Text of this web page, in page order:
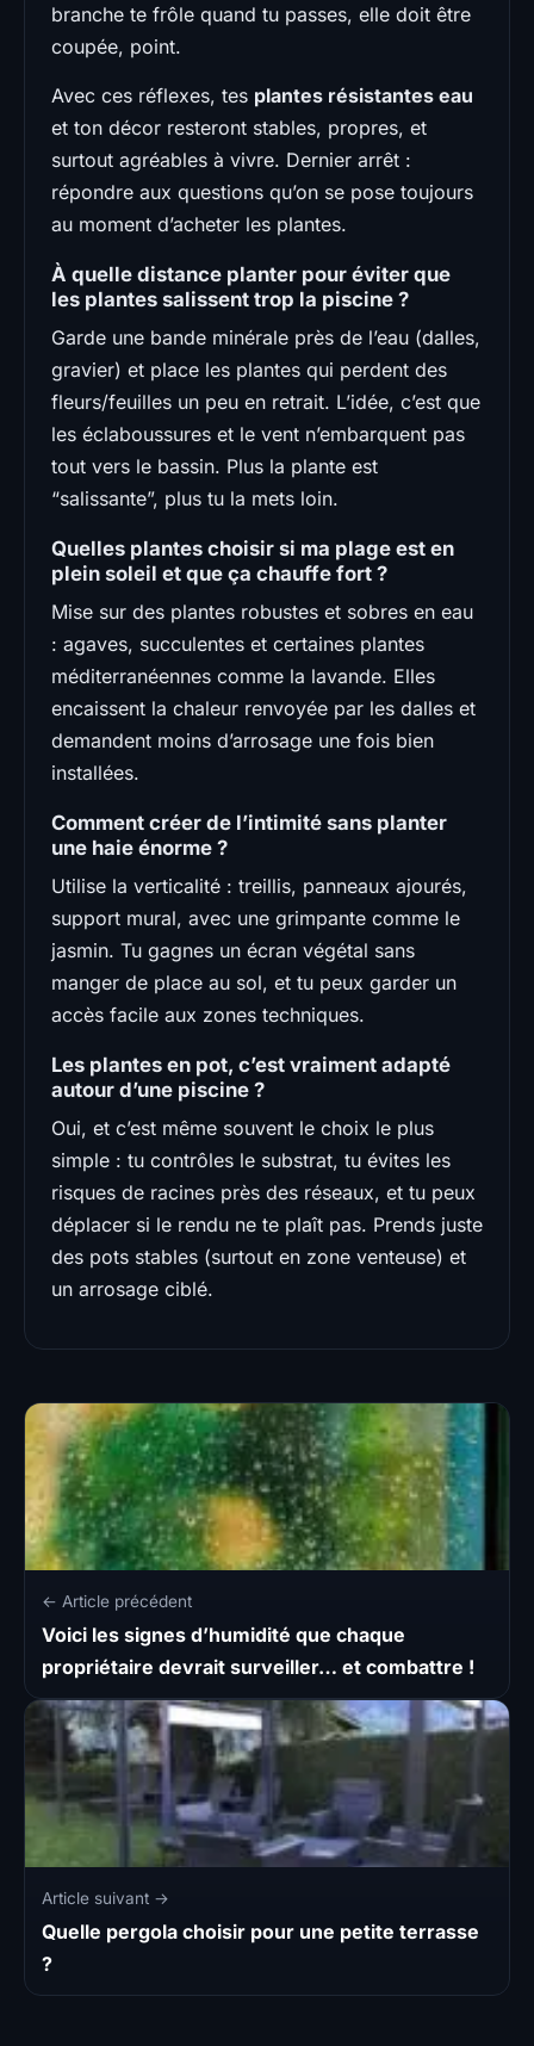
branche te frôle quand tu passes, elle doit être
coupée, point.
Avec ces réflexes, tes plantes résistantes eau
et ton décor resteront stables, propres, et
surtout agréables à vivre. Dernier arrêt :
répondre aux questions qu’on se pose toujours
au moment d’acheter les plantes.
À quelle distance planter pour éviter que
les plantes salissent trop la piscine ?
Garde une bande minérale près de l’eau (dalles,
gravier) et place les plantes qui perdent des
fleurs/feuilles un peu en retrait. L’idée, c’est que
les éclaboussures et le vent n’embarquent pas
tout vers le bassin. Plus la plante est
“salissante”, plus tu la mets loin.
Quelles plantes choisir si ma plage est en
plein soleil et que ça chauffe fort ?
Mise sur des plantes robustes et sobres en eau
: agaves, succulentes et certaines plantes
méditerranéennes comme la lavande. Elles
encaissent la chaleur renvoyée par les dalles et
demandent moins d’arrosage une fois bien
installées.
Comment créer de l’intimité sans planter
une haie énorme ?
Utilise la verticalité : treillis, panneaux ajourés,
support mural, avec une grimpante comme le
jasmin. Tu gagnes un écran végétal sans
manger de place au sol, et tu peux garder un
accès facile aux zones techniques.
Les plantes en pot, c’est vraiment adapté
autour d’une piscine ?
Oui, et c’est même souvent le choix le plus
simple : tu contrôles le substrat, tu évites les
risques de racines près des réseaux, et tu peux
déplacer si le rendu ne te plaît pas. Prends juste
des pots stables (surtout en zone venteuse) et
un arrosage ciblé.
← Article précédent
Voici les signes d’humidité que chaque
propriétaire devrait surveiller… et combattre !
Article suivant →
Quelle pergola choisir pour une petite terrasse
?